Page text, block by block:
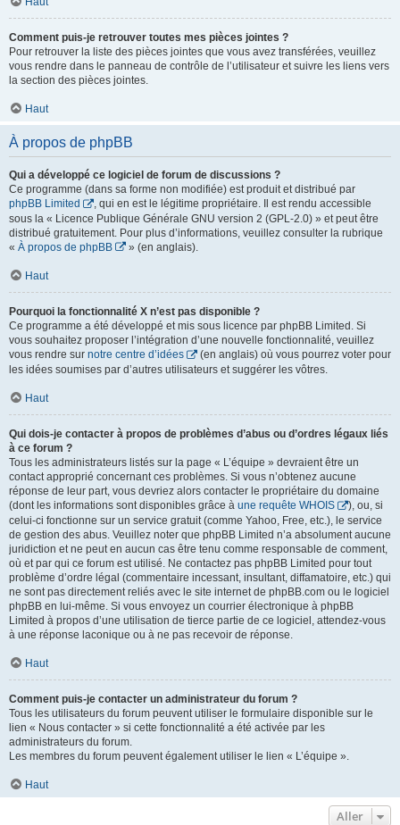
Comment puis-je retrouver toutes mes pièces jointes ?
Pour retrouver la liste des pièces jointes que vous avez transférées, veuillez
vous rendre dans le panneau de contrôle de l’utilisateur et suivre les liens vers
la section des pièces jointes.
Haut
À propos de phpBB
Qui a développé ce logiciel de forum de discussions ?
Ce programme (dans sa forme non modifiée) est produit et distribué par
phpBB Limited
, qui en est le légitime propriétaire. Il est rendu accessible
sous la « Licence Publique Générale GNU version 2 (GPL-2.0) » et peut être
distribué gratuitement. Pour plus d’informations, veuillez consulter la rubrique
« À propos de phpBB » (en anglais).
Haut
Pourquoi la fonctionnalité X n’est pas disponible ?
Ce programme a été développé et mis sous licence par phpBB Limited. Si
vous souhaitez proposer l’intégration d’une nouvelle fonctionnalité, veuillez
vous rendre sur notre centre d’idées
(en anglais) où vous pourrez voter pour
les idées soumises par d’autres utilisateurs et suggérer les vôtres.
Haut
Qui dois-je contacter à propos de problèmes d’abus ou d’ordres légaux liés
à ce forum ?
Tous les administrateurs listés sur la page « L’équipe » devraient être un
contact approprié concernant ces problèmes. Si vous n’obtenez aucune
réponse de leur part, vous devriez alors contacter le propriétaire du domaine
(dont les informations sont disponibles grâce à une requête WHOIS
), ou, si
celui-ci fonctionne sur un service gratuit (comme Yahoo, Free, etc.), le service
de gestion des abus. Veuillez noter que phpBB Limited n’a absolument aucune
juridiction et ne peut en aucun cas être tenu comme responsable de comment,
où et par qui ce forum est utilisé. Ne contactez pas phpBB Limited pour tout
problème d’ordre légal (commentaire incessant, insultant, diffamatoire, etc.) qui
ne sont pas directement reliés avec le site internet de phpBB.com ou le logiciel
phpBB en lui-même. Si vous envoyez un courrier électronique à phpBB
Limited à propos d’une utilisation de tierce partie de ce logiciel, attendez-vous
à une réponse laconique ou à ne pas recevoir de réponse.
Haut
Comment puis-je contacter un administrateur du forum ?
Tous les utilisateurs du forum peuvent utiliser le formulaire disponible sur le
lien « Nous contacter » si cette fonctionnalité a été activée par les
administrateurs du forum.
Les membres du forum peuvent également utiliser le lien « L’équipe ».
Haut
Aller